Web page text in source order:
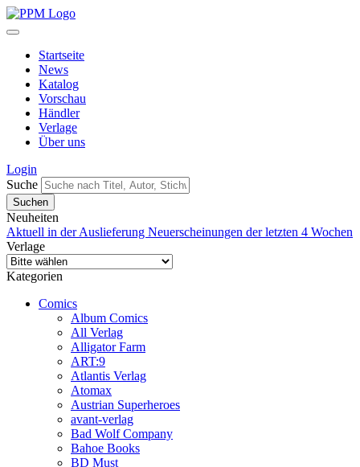
Startseite
News
Katalog
Vorschau
Händler
Verlage
Über uns
Login
Suche
Neuheiten
Aktuell in der Auslieferung Neuerscheinungen der letzten 4 Wochen
Verlage
Kategorien
Comics
Album Comics
All Verlag
Alligator Farm
ART:9
Atlantis Verlag
Atomax
Austrian Superheroes
avant-verlag
Bad Wolf Company
Bahoe Books
BD Must